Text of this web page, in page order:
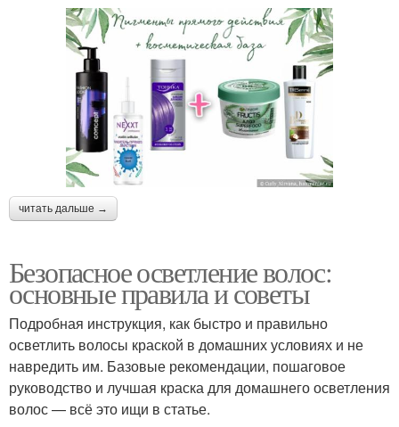
читать дальше →
Безопасное осветление волос:
основные правила и советы
Подробная инструкция, как быстро и правильно
осветлить волосы краской в домашних условиях и не
навредить им. Базовые рекомендации, пошаговое
руководство и лучшая краска для домашнего осветления
волос — всё это ищи в статье.